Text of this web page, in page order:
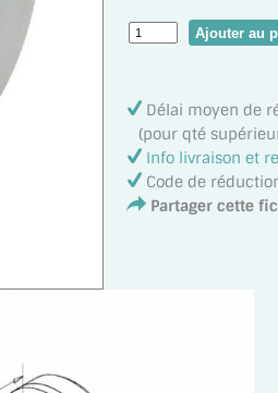
Délai moyen de
(pour qté
Info livraison et
Code de
Partager cette